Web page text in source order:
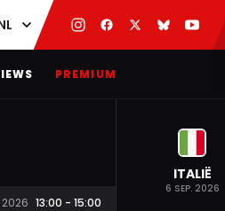
PREMIUM
13:00 - 15:00
ITALIË
6 SEP. 2026